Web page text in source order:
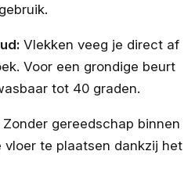
Vlekken veeg je direct af
Voor een grondige beurt
tot 40 graden.
Zonder gereedschap binnen
te plaatsen dankzij het